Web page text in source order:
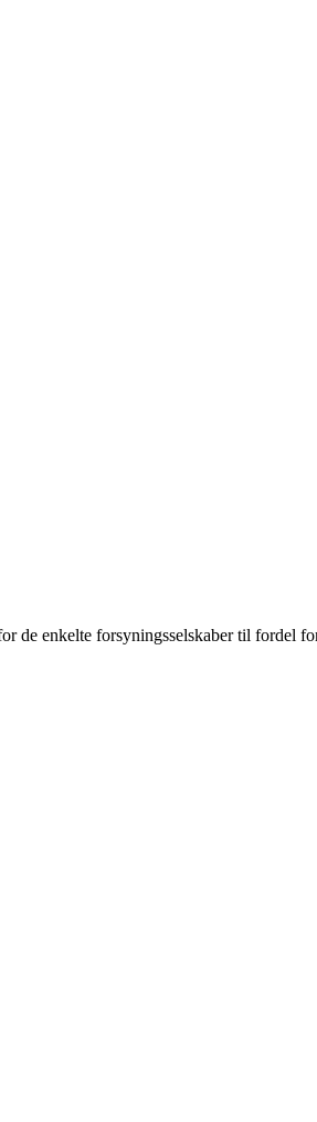
de enkelte forsyningsselskaber til fordel